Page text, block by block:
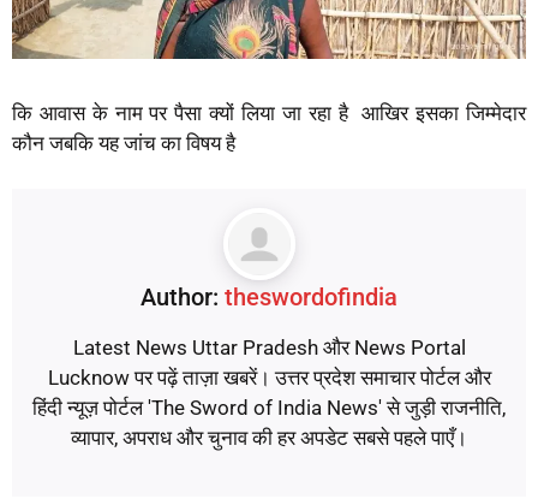
कि आवास के नाम पर पैसा क्यों लिया जा रहा है आखिर इसका जिम्मेदार
कौन जबकि यह जांच का विषय है
Author: theswordofindia
Latest News Uttar Pradesh और News Portal
Lucknow पर पढ़ें ताज़ा खबरें। उत्तर प्रदेश समाचार पोर्टल और
हिंदी न्यूज़ पोर्टल 'The Sword of India News' से जुड़ी राजनीति,
व्यापार, अपराध और चुनाव की हर अपडेट सबसे पहले पाएँ।